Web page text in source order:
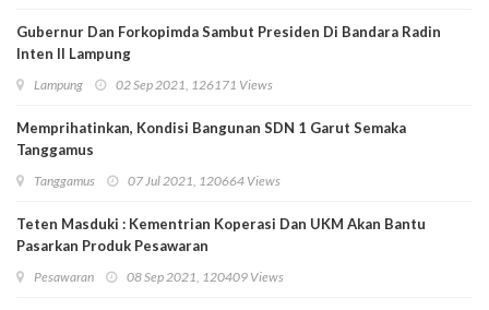
Gubernur Dan Forkopimda Sambut Presiden Di Bandara Radin
Inten II Lampung
Lampung 02 Sep 2021, 126171 Views
Memprihatinkan, Kondisi Bangunan SDN 1 Garut Semaka
Tanggamus
Tanggamus 07 Jul 2021, 120664 Views
Teten Masduki : Kementrian Koperasi Dan UKM Akan Bantu
Pasarkan Produk Pesawaran
Pesawaran 08 Sep 2021, 120409 Views